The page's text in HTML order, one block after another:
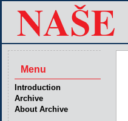
Menu
Introduction
Archive
About Archive